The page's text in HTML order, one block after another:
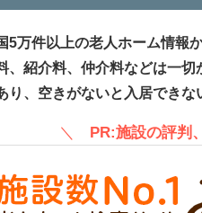
5万件以上の老人ホーム情報
、紹介料、仲介料などは一
り、空きがないと入居でき
＼ PR:施設の評判